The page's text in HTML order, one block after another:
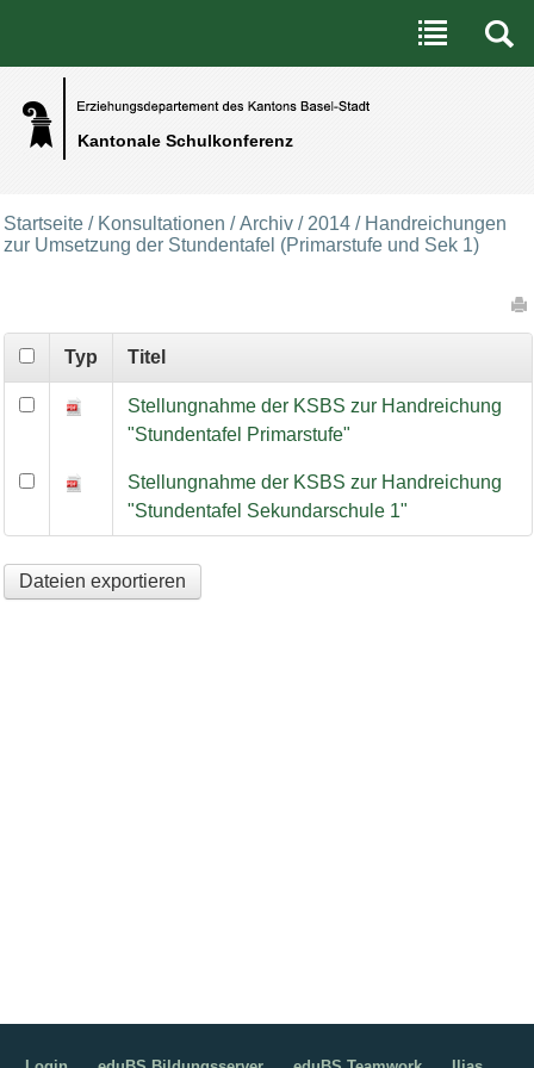
Kantonale Schulkonferenz
Benutzerspezifische Werkzeuge
Direkt zum Inhalt|Direkt zur Navigation
Startseite / Konsultationen /Archiv / 2014 / Handreichungen
zur Umsetzung der Stundentafel (Primarstufe und Sek 1)
Handreichungen zur Umsetzung der Stundentafel
Typ Titel
Stellungnahme der KSBS zur Handreichung
"Stundentafel Primarstufe"
Stellungnahme der KSBS zur Handreichung
"Stundentafel Sekundarschule 1"
Dateien exportieren